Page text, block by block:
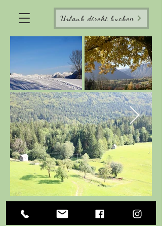
Urlaub direkt buchen